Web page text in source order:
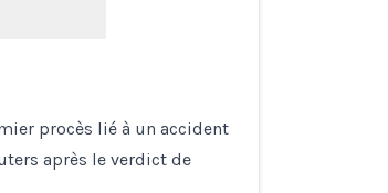
procès lié à un accident
après le verdict de